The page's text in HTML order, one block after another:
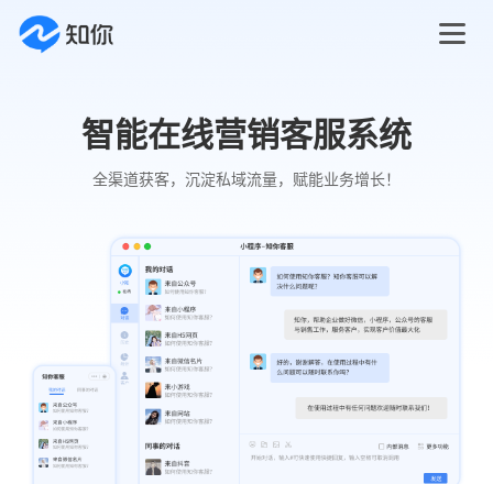
智能在线营销客服系统
全渠道获客，沉淀私域流量，赋能业务增长！